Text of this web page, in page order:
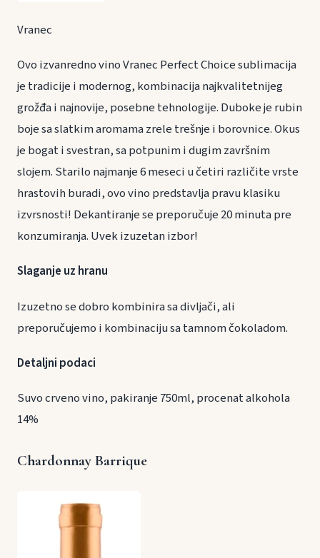
Vranec
Ovo izvanredno vino Vranec Perfect Choice sublimacija
je tradicije i modernog, kombinacija najkvalitetnijeg
grožđa i najnovije, posebne tehnologije. Duboke je rubin
boje sa slatkim aromama zrele trešnje i borovnice. Okus
je bogat i svestran, sa potpunim i dugim završnim
slojem. Starilo najmanje 6 meseci u četiri različite vrste
hrastovih buradi, ovo vino predstavlja pravu klasiku
izvrsnosti! Dekantiranje se preporučuje 20 minuta pre
konzumiranja. Uvek izuzetan izbor!
Slaganje uz hranu
Izuzetno se dobro kombinira sa divljači, ali
preporučujemo i kombinaciju sa tamnom čokoladom.
Detaljni podaci
Suvo crveno vino, pakiranje 750ml, procenat alkohola
14%
Chardonnay Barrique